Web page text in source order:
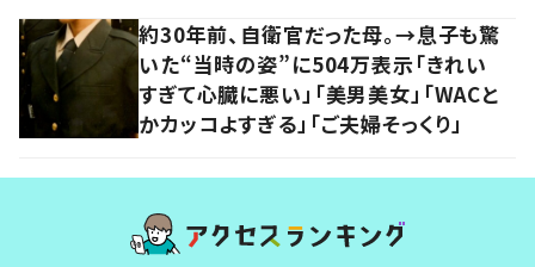
約30年前、自衛官だった母。→息子も驚
いた“当時の姿”に504万表示「きれい
すぎて心臓に悪い」「美男美女」「WACと
かカッコよすぎる」「ご夫婦そっくり」